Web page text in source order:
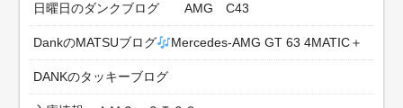
日曜日のダンクブログ AMG C43
DankのMATSUブログ Mercedes-AMG GT 63 4MATIC＋
DANKのタッキーブログ